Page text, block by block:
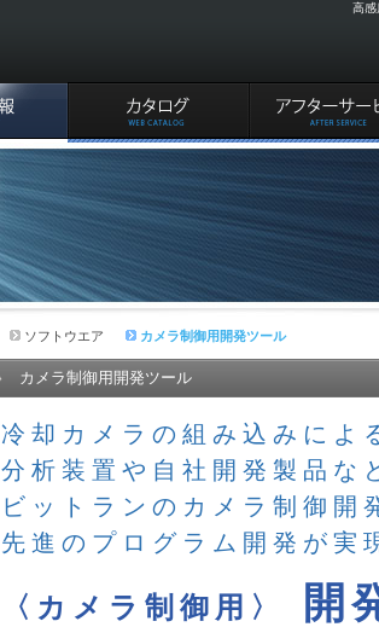
高感
カタログ アフターサービス
ソフトウエア カメラ制御用開発ツール
カメラ制御用開発ツール
冷却カメラの組み込みによ
分析装置や自社開発製品な
ビットランのカメラ制御開
先進のプログラム開発が実
〈カメラ制御用〉 開